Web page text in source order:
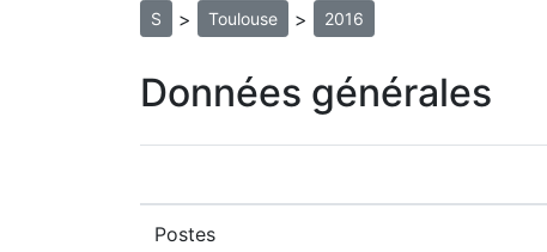
S > Toulouse > 2016
Données générales
Postes